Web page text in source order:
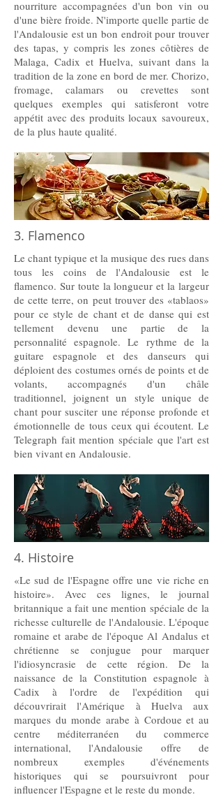
nourriture accompagnées d'un bon vin ou
d'une bière froide. N'importe quelle partie de
l'Andalousie est un bon endroit pour trouver
des tapas, y compris les zones côtières de
Malaga, Cadix et Huelva, suivant dans la
tradition de la zone en bord de mer. Chorizo,
fromage, calamars ou crevettes sont
quelques exemples qui satisferont votre
appétit avec des produits locaux savoureux,
de la plus haute qualité.
3. Flamenco
Le chant typique et la musique des rues dans
tous les coins de l'Andalousie est le
flamenco. Sur toute la longueur et la largeur
de cette terre, on peut trouver des «tablaos»
pour ce style de chant et de danse qui est
tellement devenu une partie de la
personnalité espagnole. Le rythme de la
guitare espagnole et des danseurs qui
déploient des costumes ornés de points et de
volants, accompagnés d'un châle
traditionnel, joignent un style unique de
chant pour susciter une réponse profonde et
émotionnelle de tous ceux qui écoutent. Le
Telegraph fait mention spéciale que l'art est
bien vivant en Andalousie.
4. Histoire
«Le sud de l'Espagne offre une vie riche en
histoire». Avec ces lignes, le journal
britannique a fait une mention spéciale de la
richesse culturelle de l'Andalousie. L'époque
romaine et arabe de l'époque Al Andalus et
chrétienne se conjugue pour marquer
l'idiosyncrasie de cette région. De la
naissance de la Constitution espagnole à
Cadix à l'ordre de l'expédition qui
découvrirait l'Amérique à Huelva aux
marques du monde arabe à Cordoue et au
centre méditerranéen du commerce
international, l'Andalousie offre de
nombreux exemples d'événements
historiques qui se poursuivront pour
influencer l'Espagne et le reste du monde.